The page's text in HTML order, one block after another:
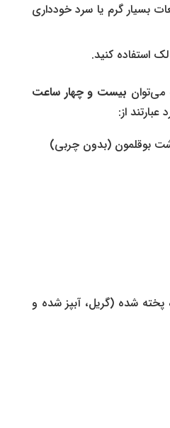
بسیار گرم یا سرد خودداری
استفاده کنید.
می‌توان بیست و چهار ساعت
از:
بوقلمون (بدون چربی)
شده (گریل، آبپز شده و